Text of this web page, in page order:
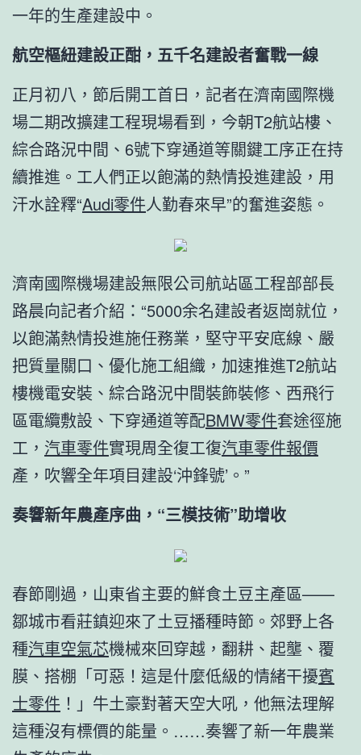
一年的生產建設中。
航空樞紐建設正酣，五千名建設者奮戰一線
正月初八，節后開工首日，記者在濟南國際機
場二期改擴建工程現場看到，今朝T2航站樓、
綜合路況中間、6號下穿通道等關鍵工序正在持
續推進。工人們正以飽滿的熱情投進建設，用
汗水詮釋“Audi零件人勤春來早”的奮進姿態。
濟南國際機場建設無限公司航站區工程部部長
路晨向記者介紹：“5000余名建設者返崗就位，
以飽滿熱情投進施任務業，堅守平安底線、嚴
把質量關口、優化施工組織，加速推進T2航站
樓機電安裝、綜合路況中間裝飾裝修、西飛行
區電纜敷設、下穿通道等配BMW零件套途徑施
工， 汽車零件實現周全復工復汽車零件報價
產，吹響全年項目建設‘沖鋒號’。”
奏響新年農產序曲，“三模技術”助增收
春節剛過，山東省主要的鮮食土豆主產區——
鄒城市看莊鎮迎來了土豆播種時節。郊野上各
種汽車空氣芯機械來回穿越，翻耕、起壟、覆
膜、搭棚「可惡！這是什麼低級的情緒干擾賓
士零件 ！」牛土豪對著天空大吼，他無法理解
這種沒有標價的能量。……奏響了新一年農業